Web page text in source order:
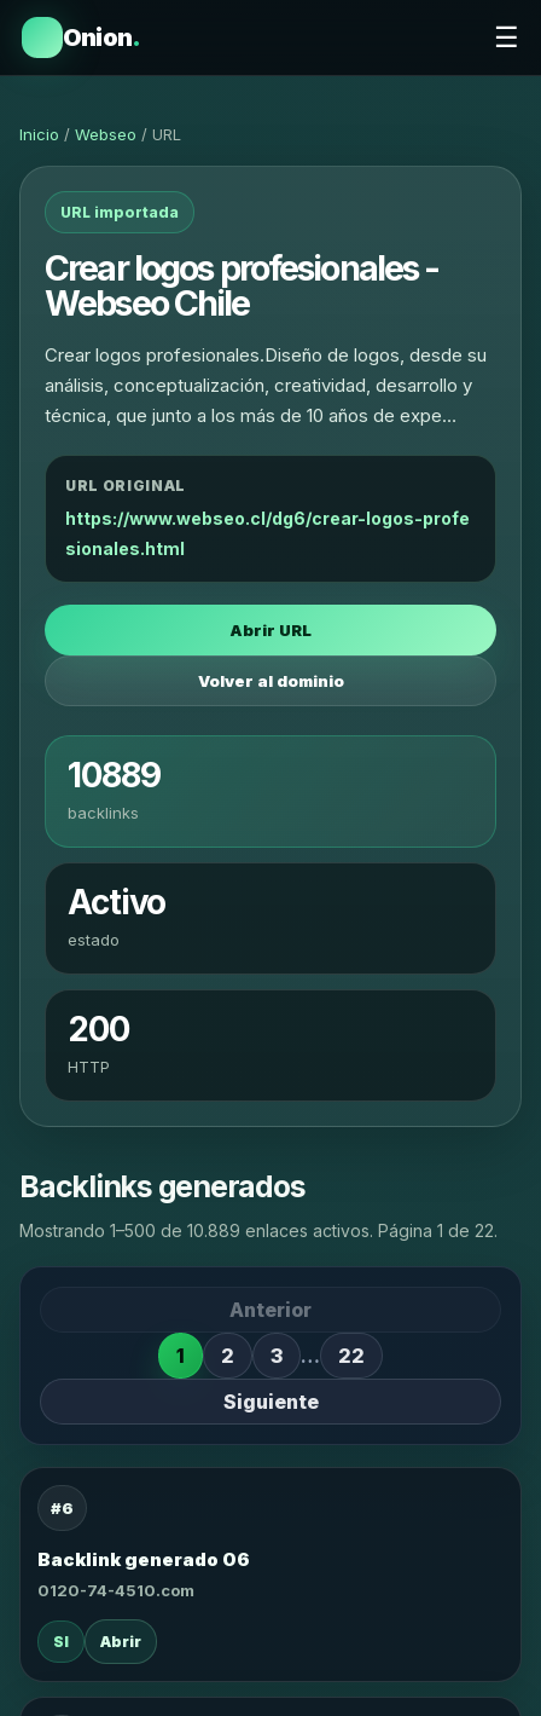
Onion. ☰
Inicio / Webseo / URL
URL importada
Crear logos profesionales -
Webseo Chile
Crear logos profesionales.Diseño de logos, desde su
análisis, conceptualización, creatividad, desarrollo y
técnica, que junto a los más de 10 años de expe…
URL ORIGINAL
https://www.webseo.cl/dg6/crear-logos-profe
sionales.html
Abrir URL
Volver al dominio
10889
backlinks
Activo
estado
200
HTTP
Backlinks generados
Mostrando 1–500 de 10.889 enlaces activos. Página 1 de 22.
Anterior
1
2 3 …
22
Siguiente
#6
Backlink generado 06
0120-74-4510.com
SI Abrir